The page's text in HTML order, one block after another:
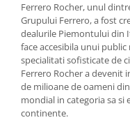
Ferrero Rocher, unul
Grupului Ferrero, a fost
dealurile Piemontului din
face accesibila unui
specialitati sofisticate de
Ferrero Rocher a devenit
de milioane de oameni
mondial in categoria sa si
continente.